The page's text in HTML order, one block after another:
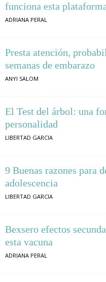
funciona esta
ADRIANA PERAL
Presta atención,
semanas de embarazo
ANYI SALOM
El Test del árbol: una
personalidad
LIBERTAD GARCIA
9 Buenas razones para
adolescencia
LIBERTAD GARCIA
Bexsero efectos
esta vacuna
ADRIANA PERAL